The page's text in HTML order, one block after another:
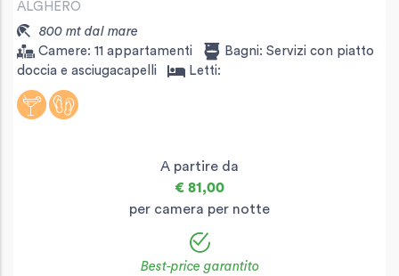
ALGHERO
800 mt dal mare
Camere: 11 appartamenti Bagni: Servizi con piatto
doccia e asciugacapelli
Letti:
A partire da
€ 81,00
per camera per notte
Best-price garantito